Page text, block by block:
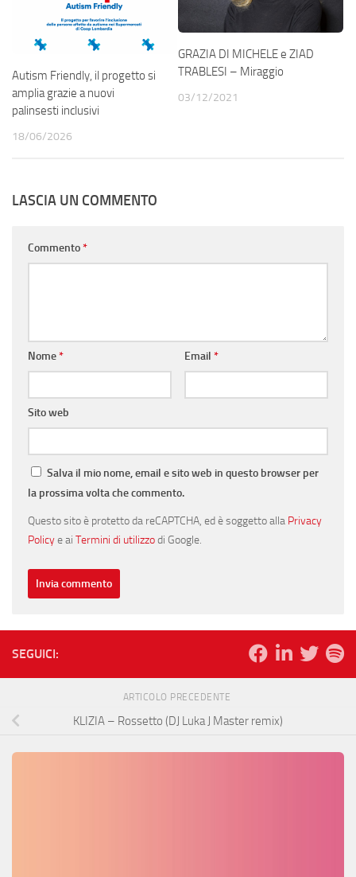
Autism Friendly, il progetto si
amplia grazie a nuovi
palinsesti inclusivi
18/06/2026
GRAZIA DI MICHELE e ZIAD
TRABLESI – Miraggio
03/12/2021
LASCIA UN COMMENTO
Commento*
Nome* Email *
Sito web
Salva il mio nome, email e sito web in questo browser per
la prossima volta che commento.
Questo sito è protetto da reCAPTCHA, ed è soggetto alla Privacy
Policye ai Termini di utilizzodi Google.
SEGUICI:
ARTICOLO PRECEDENTE
KLIZIA – Rossetto (DJ Luka J Master remix)